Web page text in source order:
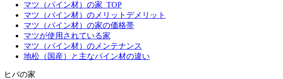
マツ（パイン材）の家_TOP
マツ（パイン材）のメリットデメリット
マツ（パイン材）の家の価格帯
マツが使用されている家
マツ（パイン材）のメンテナンス
地松（国産）と主なパイン材の違い
ヒバの家